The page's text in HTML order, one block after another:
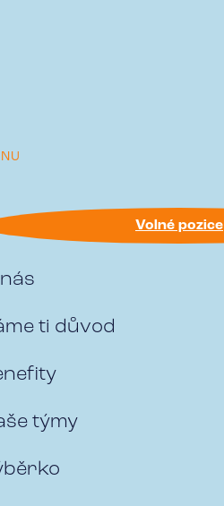
Volné pozice
ti důvod
týmy